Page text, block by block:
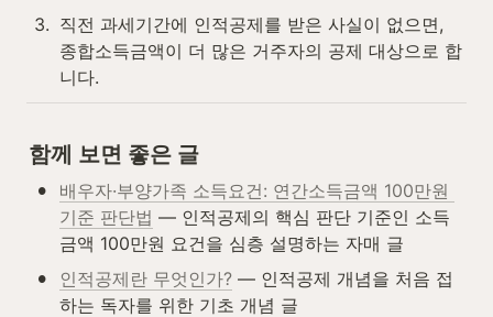
3. 직전 과세기간에 인적공제를 받은 사실이 없으면,
종합소득금액이 더 많은 거주자의 공제 대상으로 합
니다.
함께 보면 좋은 글
•
배우자·부양가족 소득요건: 연간소득금액 100만원
기준 판단법 — 인적공제의 핵심 판단 기준인 소득
금액 100만원 요건을 심층 설명하는 자매 글
• 인적공제란 무엇인가? — 인적공제 개념을 처음 접
하는 독자를 위한 기초 개념 글